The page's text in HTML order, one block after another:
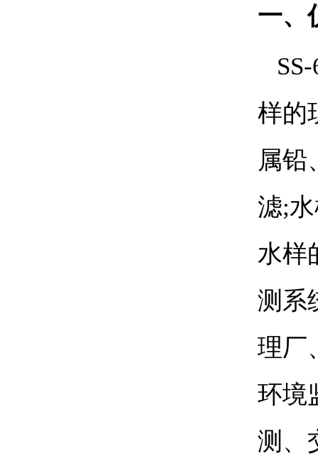
一、
SS-
样的
属铅
滤;
水样
测系
理厂
环境
测、